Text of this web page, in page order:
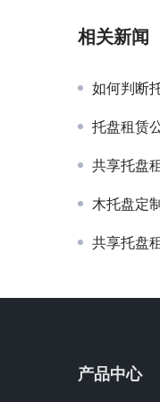
相关新闻
如何判断
托盘租赁
共享托盘
木托盘定
共享托盘
产品中心